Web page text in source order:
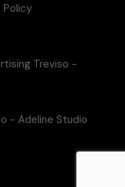
Policy
Treviso -
- Adeline Studio